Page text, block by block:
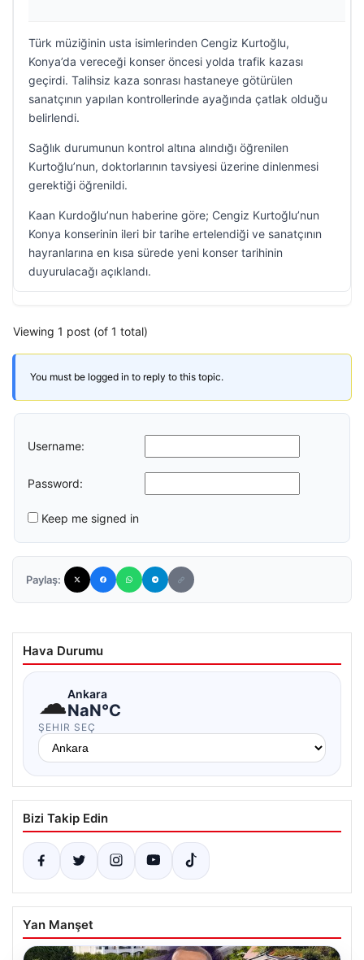
Türk müziğinin usta isimlerinden Cengiz Kurtoğlu,
Konya’da vereceği konser öncesi yolda trafik kazası
geçirdi. Talihsiz kaza sonrası hastaneye götürülen
sanatçının yapılan kontrollerinde ayağında çatlak olduğu
belirlendi.
Sağlık durumunun kontrol altına alındığı öğrenilen
Kurtoğlu’nun, doktorlarının tavsiyesi üzerine dinlenmesi
gerektiği öğrenildi.
Kaan Kurdoğlu’nun haberine göre; Cengiz Kurtoğlu’nun
Konya konserinin ileri bir tarihe ertelendiği ve sanatçının
hayranlarına en kısa sürede yeni konser tarihinin
duyurulacağı açıklandı.
Viewing 1 post (of 1 total)
You must be logged in to reply to this topic.
Username:
Password:
Keep me signed in
Paylaş:
Hava Durumu
☁Ankara
NaN°C
ŞEHIR SEÇ
Bizi Takip Edin
Yan Manşet